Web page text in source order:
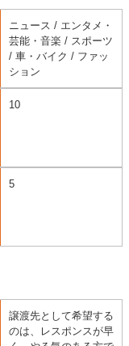
ニュース / エンタメ・
芸能・音楽 / スポーツ
/ 車・バイク / ファッ
ション
10
5
譲渡先として希望する
のは、レスポンスが早